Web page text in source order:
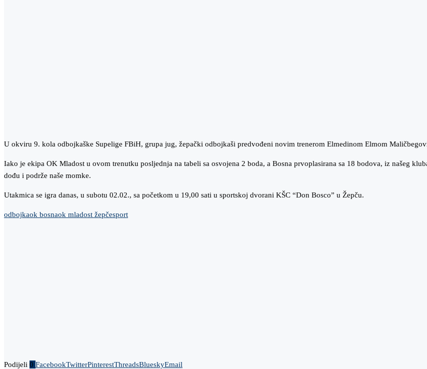
U okviru 9. kola odbojkaške Supelige FBiH, grupa jug, žepački odbojkaši predvođeni novim trenerom Elmedinom Elmom
Iako je ekipa OK Mladost u ovom trenutku posljednja na tabeli sa osvojena 2 boda, a Bosna prvoplasirana sa 18 bodova, iz našeg
dođu i podrže naše momke.
Utakmica se igra danas, u subotu 02.02., sa početkom u 19,00 sati u sportskoj dvorani KŠC “Don Bosco” u Žepču.
odbojkaok bosnaok mladost žepčesport
Podijeli 0 FacebookTwitterPinterestThreadsBlueskyEmail